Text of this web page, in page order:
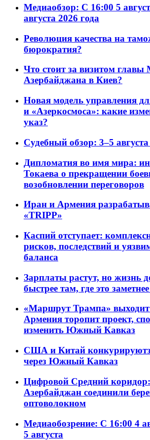
Медиаобзор: С 16:00 5
августа 2026 года
Революция качества на
бюрократия?
Что стоит за визитом
Азербайджана в Киев?
Новая модель управления
и «Азеркосмоса»: какие
указ?
Судебный обзор: 3–5 августа
Дипломатия во имя мира:
Токаева о прекращении
возобновлении переговоров
Иран и Армения
«TRIPP»
Каспий отступает:
рисков, последствий и
баланса
Зарплаты растут, но жизнь
быстрее там, где это заметнее
«Маршрут Трампа» выходит
Армения торопит проект,
изменить Южный Кавказ
США и Китай
через Южный Кавказ
Цифровой Средний
Азербайджан соединили
оптоволокном
Медиаобозрение: С 16:00 4
5 августа